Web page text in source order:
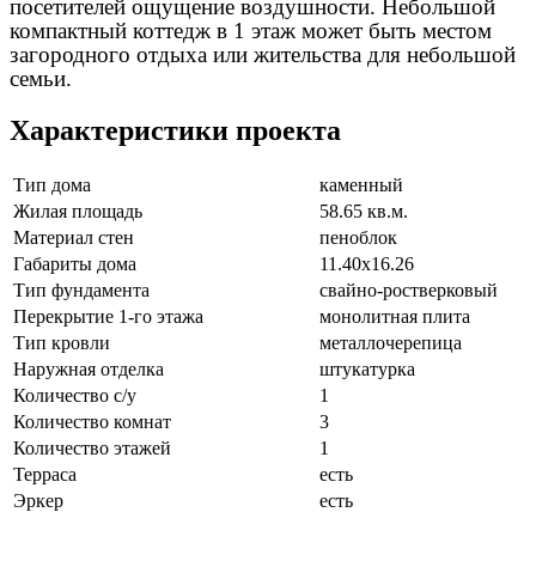
посетителей ощущение воздушности. Небольшой
компактный коттедж в 1 этаж может быть местом
загородного отдыха или жительства для небольшой
семьи.
Характеристики проекта
Тип дома
каменный
Жилая площадь
58.65 кв.м.
Материал стен
пеноблок
Габариты дома
11.40х16.26
Тип фундамента
свайно-ростверковый
Перекрытие 1-го этажа
монолитная плита
Тип кровли
металлочерепица
Наружная отделка
штукатурка
Количество с/у
1
Количество комнат
3
Количество этажей
1
Терраса
есть
Эркер
есть